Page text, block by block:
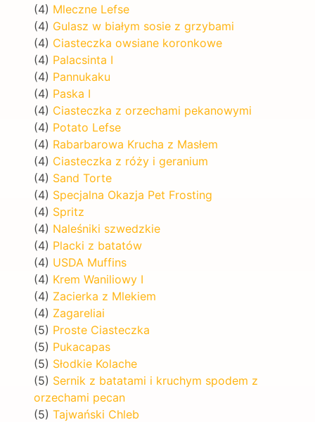
(4) Mleczne Lefse
(4) Gulasz w białym sosie z grzybami
(4) Ciasteczka owsiane koronkowe
(4) Palacsinta I
(4) Pannukaku
(4) Paska I
(4) Ciasteczka z orzechami pekanowymi
(4) Potato Lefse
(4) Rabarbarowa Krucha z Masłem
(4) Ciasteczka z róży i geranium
(4) Sand Torte
(4) Specjalna Okazja Pet Frosting
(4) Spritz
(4) Naleśniki szwedzkie
(4) Placki z batatów
(4) USDA Muffins
(4) Krem Waniliowy I
(4) Zacierka z Mlekiem
(4) Zagareliai
(5) Proste Ciasteczka
(5) Pukacapas
(5) Słodkie Kolache
(5) Sernik z batatami i kruchym spodem z
orzechami pecan
(5) Tajwański Chleb